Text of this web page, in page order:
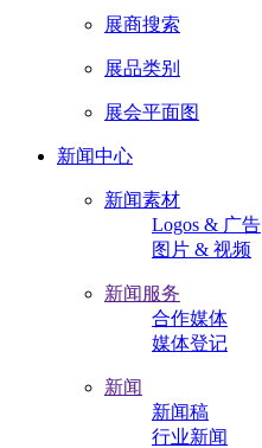
展商搜索
展品类别
展会平面图
新闻中心
新闻素材
Logos & 广告
图片 & 视频
新闻服务
合作媒体
媒体登记
新闻
新闻稿
行业新闻